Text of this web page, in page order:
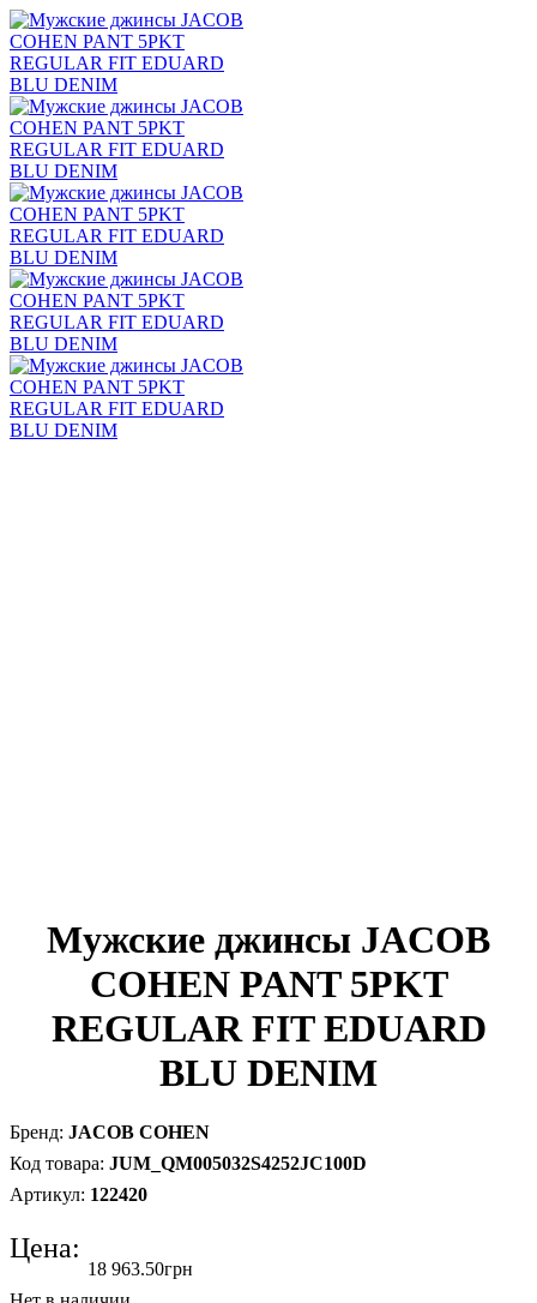
Мужские джинсы JACOB
COHEN PANT 5PKT
REGULAR FIT EDUARD
BLU DENIM
JACOB COHEN
JUM_QM005032S4252JC100D
122420
Цена:
18 963.50грн